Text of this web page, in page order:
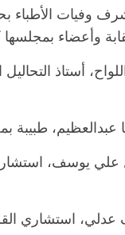
وفيات الأطباء
وأعضاء
أستاذ
عبدالعظيم، طبيبة
علي يوسف،
عدلي، استشاري